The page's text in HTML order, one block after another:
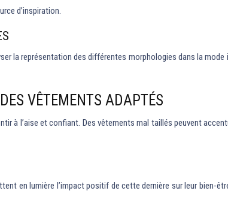
d’inspiration.
la représentation des différentes morphologies dans la
VÊTEMENTS ADAPTÉS
à l’aise et confiant. Des vêtements mal taillés peuvent
en lumière l’impact positif de cette dernière sur leur bien-